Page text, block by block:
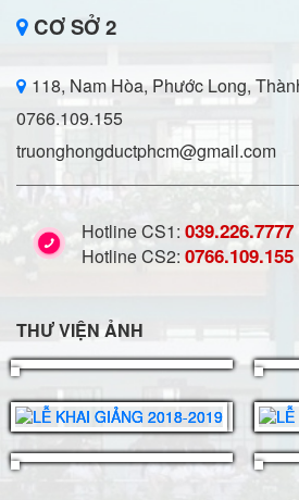
CƠ SỞ 2
118, Nam Hòa, Phước Long,
0766.109.155
truonghongductphcm@gmail.com
Hotline CS1:
Hotline CS2:
THƯ VIỆN ẢNH